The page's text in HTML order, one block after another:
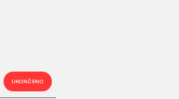
UKONČENO